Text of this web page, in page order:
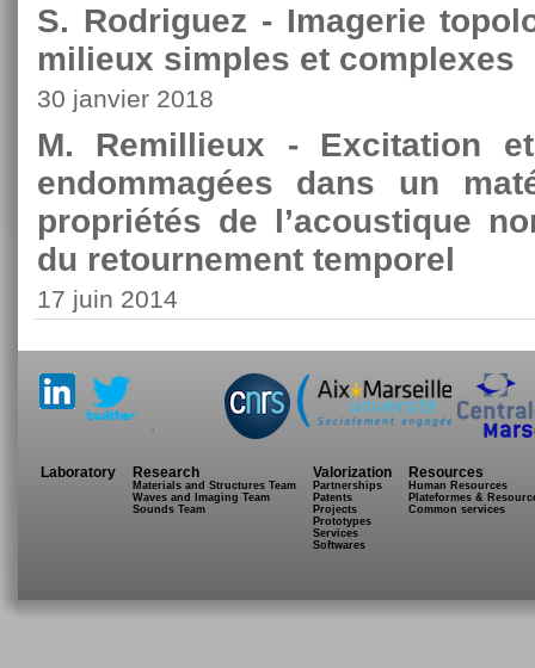
S. Rodriguez - Imagerie
milieux simples et complexes
30 janvier 2018
M. Remillieux - Excitation
endommagées dans un
propriétés de l’acoustique
du retournement temporel
17 juin 2014
.
Laboratory Research
Materials and Structures Team
Waves and Imaging Team
Sounds Team
Valorization
Partnerships
Patents
Projects
Prototypes
Services
Softwares
Resources
Human Resources
Plateformes &
Common services